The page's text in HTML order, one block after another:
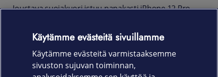
Joustava suojakuori istuu napakasti iPhone 12 Pro
naarmuilta ja sormenjäljiltä. Liukumattoman pinnan
ansiosta kuori pysyy hyvässä otteessa kädessäsi ja
helpottaa myös puhelimen käsittelyä.
Käytämme evästeitä sivuillamme
Käytämme evästeitä varmistaaksemme
sivuston sujuvan toiminnan,